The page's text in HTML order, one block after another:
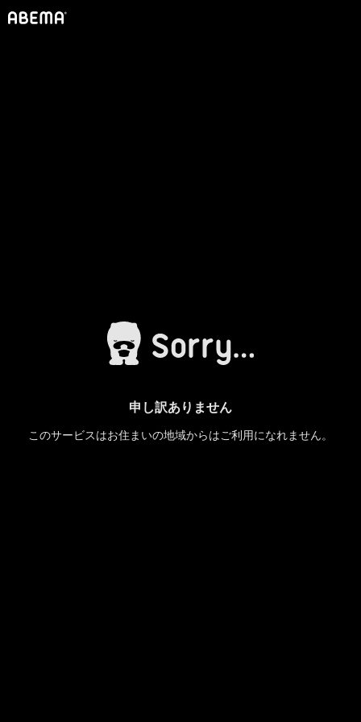
申し訳ありません
このサービスはお住まいの地域からはご利用になれません。